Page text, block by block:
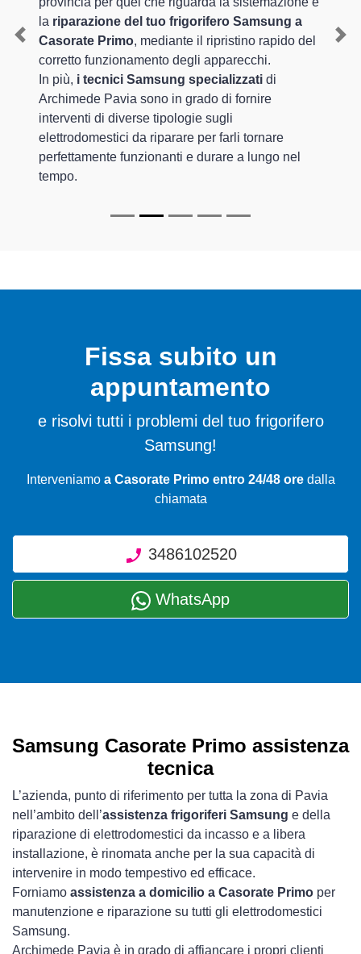
la riparazione del tuo frigorifero Samsung a
Casorate Primo, mediante il ripristino rapido del
corretto funzionamento degli apparecchi.
In più, i tecnici Samsung specializzati di
Archimede Pavia sono in grado di fornire
interventi di diverse tipologie sugli
elettrodomestici da riparare per farli tornare
perfettamente funzionanti e durare a lungo nel
tempo.
Previous
Fissa subito un
appuntamento
e risolvi tutti i problemi del tuo frigorifero
Samsung!
Interveniamo a Casorate Primo entro 24/48 oredalla
chiamata
3486102520
WhatsApp
Samsung Casorate Primo assistenza
tecnica
L’azienda, punto di riferimento per tutta la zona di Pavia
nell’ambito dell’assistenza frigoriferi Samsung e della
riparazione di elettrodomestici da incasso e a libera
installazione, è rinomata anche per la sua capacità di
intervenire in modo tempestivo ed efficace.
Forniamo assistenza a domicilio a Casorate Primo per
manutenzione e riparazione su tutti gli elettrodomestici
Samsung.
Archimede Pavia è in grado di affiancare i propri clienti